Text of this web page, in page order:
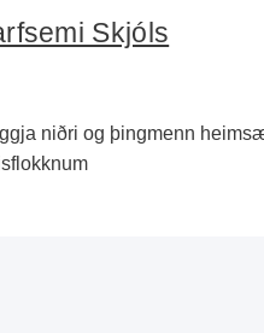
Skjóls
niðri og þingmenn